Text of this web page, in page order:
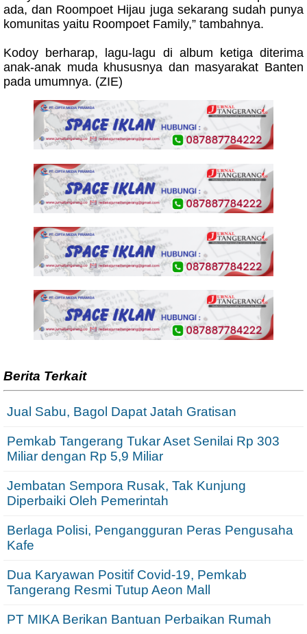
ada, dan Roompoet Hijau juga sekarang sudah punya
komunitas yaitu Roompoet Family,” tambahnya.
Kodoy berharap, lagu-lagu di album ketiga diterima
anak-anak muda khususnya dan masyarakat Banten
pada umumnya. (ZIE)
Berita Terkait
Jual Sabu, Bagol Dapat Jatah Gratisan
Pemkab Tangerang Tukar Aset Senilai Rp 303
Miliar dengan Rp 5,9 Miliar
Jembatan Sempora Rusak, Tak Kunjung
Diperbaiki Oleh Pemerintah
Berlaga Polisi, Pengangguran Peras Pengusaha
Kafe
Dua Karyawan Positif Covid-19, Pemkab
Tangerang Resmi Tutup Aeon Mall
PT MIKA Berikan Bantuan Perbaikan Rumah